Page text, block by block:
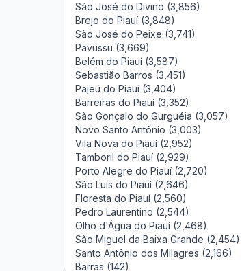
São José do Divino (3,856)
Brejo do Piauí (3,848)
São José do Peixe (3,741)
Pavussu (3,669)
Belém do Piauí (3,587)
Sebastião Barros (3,451)
Pajeú do Piauí (3,404)
Barreiras do Piauí (3,352)
São Gonçalo do Gurguéia (3,057)
Novo Santo Antônio (3,003)
Vila Nova do Piauí (2,952)
Tamboril do Piauí (2,929)
Porto Alegre do Piauí (2,720)
São Luis do Piauí (2,646)
Floresta do Piauí (2,560)
Pedro Laurentino (2,544)
Olho d'Água do Piauí (2,468)
São Miguel da Baixa Grande (2,454)
Santo Antônio dos Milagres (2,166)
Barras (142)